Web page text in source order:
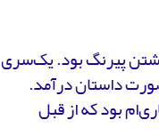
پیرنگ بود. یک‌سری
داستان درآمد.
بود که از قبل